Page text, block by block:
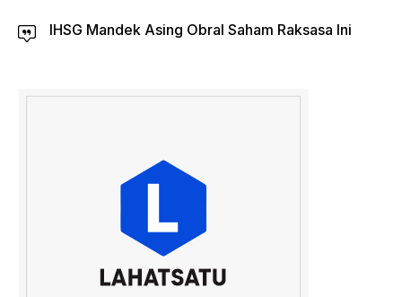
IHSG Mandek Asing Obral Saham Raksasa Ini